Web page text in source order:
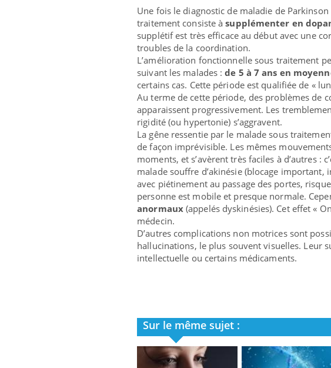
Une fois le diagnostic de maladie de
traitement consiste àsupplémenter en
supplétif est très efficace au début avec une
troubles de la coordination.
L’amélioration fonctionnelle sous traitement
suivant les malades :de 5 à 7 ans en
certains cas. Cette période est qualifiée de «
Au terme de cette période, des problèmes de
apparaissent progressivement. Les
rigidité (ou hypertonie) s’aggravent.
La gêne ressentie par le malade sous
de façon imprévisible. Les mêmes
moments, et s’avèrent très faciles à d’autres :
malade souffre d’akinésie (blocage
avec piétinement au passage des portes,
personne est mobile et presque normale.
anormaux(appelés dyskinésies). Cet effet «
médecin.
D’autres complications non motrices sont
hallucinations, le plus souvent visuelles. Leur
intellectuelle ou certains médicaments.
Sur le même sujet :